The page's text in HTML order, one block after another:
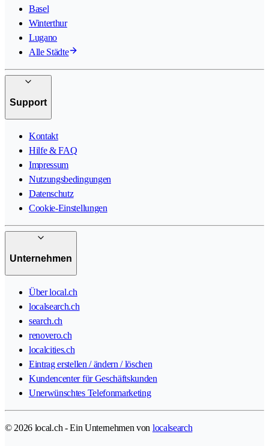
Basel
Winterthur
Lugano
Alle Städte
Support
Kontakt
Hilfe & FAQ
Impressum
Nutzungsbedingungen
Datenschutz
Cookie-Einstellungen
Unternehmen
Über local.ch
localsearch.ch
search.ch
renovero.ch
localcities.ch
Eintrag erstellen / ändern / löschen
Kundencenter für Geschäftskunden
Unerwünschtes Telefonmarketing
© 2026 local.ch - Ein Unternehmen von localsearch